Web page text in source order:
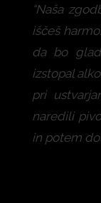
“Naša
iščeš
da bo
izstopal
pri
naredili
in potem